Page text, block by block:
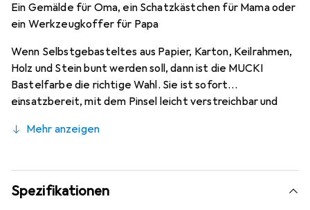
Ein Gemälde für Oma, ein Schatzkästchen für Mama oder
ein Werkzeugkoffer für Papa
Wenn Selbstgebasteltes aus Papier, Karton, Keilrahmen,
Holz und Stein bunt werden soll, dann ist die MUCKI
Bastelfarbe die richtige Wahl. Sie ist sofort
einsatzbereit, mit dem Pinsel leicht verstreichbar und
Abklatschtechnik, Stempeln und Drucken, Schablonieren
KREUL besonders viel Spass. Sollte ein Klecks Farbe
daneben gehen, ist das nicht schlimm: MUCKI Bastelfarbe
ist leicht von der Haut abwaschbar und lässt sich aus
Mehr anzeigen
Spezifikationen